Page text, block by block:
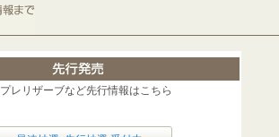
プレリザーブなど先行情報はこちら